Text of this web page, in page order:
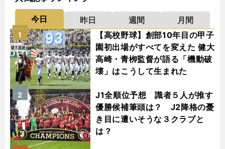
今日 昨日 週間
月間
【高校野球】創部10年目の甲子
園初出場がすべてを変えた 健大
高崎・青栁監督が語る「機動破
壊」はこうして生まれた
1
J1全順位予想 識者５人が推す
優勝候補筆頭は？ J2降格の憂
き目に遭いそうな３クラブと
は？
2